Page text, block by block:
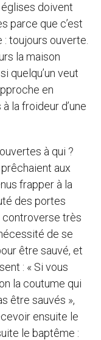
doivent
parce que c’est
: toujours ouverte.
la maison
quelqu’un veut
en
la froideur d’une
à qui ?
aux
frapper à la
des portes
controverse très
de se
être sauvé, et
: « Si vous
la coutume qui
être sauvés »,
ensuite le
le baptême :